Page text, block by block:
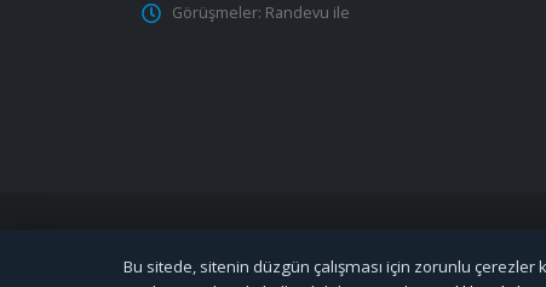
Görüşmeler: Randevu ile
Bu sitede, sitenin düzgün çalışması için zorunlu çerezler